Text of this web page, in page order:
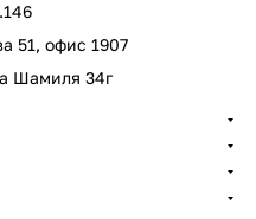
51, офис 1907
Шамиля 34г